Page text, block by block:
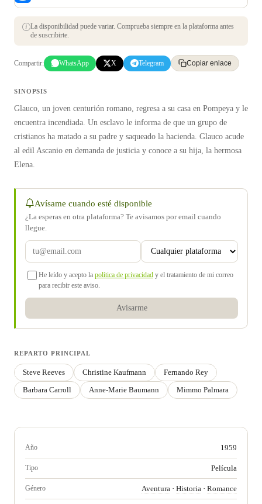
La disponibilidad puede variar. Comprueba siempre en la plataforma antes
de suscribirte.
Compartir: WhatsApp X Telegram Copiar enlace
SINOPSIS
Glauco, un joven centurión romano, regresa a su casa en Pompeya y le
encuentra incendiada. Un esclavo le informa de que un grupo de
cristianos ha matado a su padre y saqueado la hacienda. Glauco acude
al edil Ascanio en demanda de justicia y conoce a su hija, la hermosa
Elena.
Avísame cuando esté disponible
¿La esperas en otra plataforma? Te avisamos por email cuando
llegue.
He leído y acepto la política de privacidad y el tratamiento de mi correo
para recibir este aviso.
Avisarme
REPARTO PRINCIPAL
Steve Reeves Christine Kaufmann
Fernando Rey
Barbara Carroll
Anne-Marie Baumann Mimmo Palmara
Año 1959
Tipo Película
Género Aventura · Historia · Romance